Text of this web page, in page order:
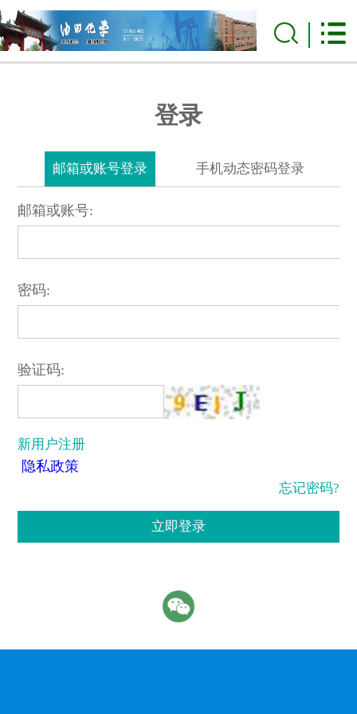
登录
邮箱或账号登录 手机动态密码登录
邮箱或账号:
密码:
验证码:
新用户注册
隐私政策
忘记密码?
立即登录